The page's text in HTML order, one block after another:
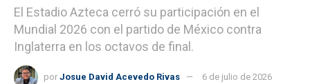
El Estadio Azteca cerró su participación en el
Mundial 2026 con el partido de México contra
Inglaterra en los octavos de final.
por Josue David Acevedo Rivas 6 de julio de 2026